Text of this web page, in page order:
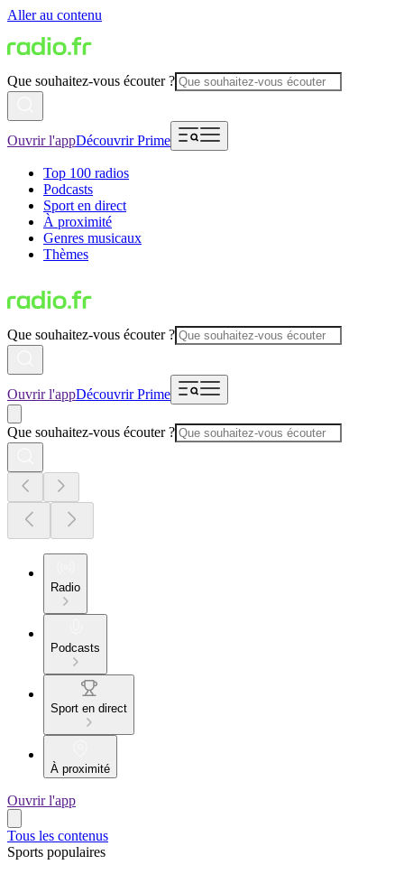
Aller au contenu
Que souhaitez-vous écouter ?
Ouvrir l'appDécouvrir Prime
Top 100 radios
Podcasts
Sport en direct
À proximité
Genres musicaux
Thèmes
Que souhaitez-vous écouter ?
Ouvrir l'appDécouvrir Prime
Que souhaitez-vous écouter ?
Radio
Podcasts
Sport en direct
À proximité
Ouvrir l'app
Tous les contenus
Sports populaires